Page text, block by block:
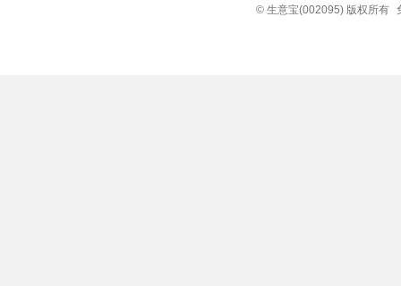
© 生意宝(002095) 版权所有